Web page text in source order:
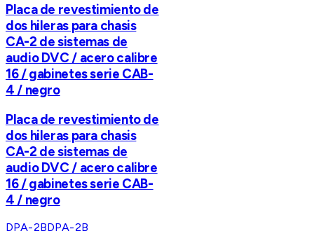
Placa de revestimiento de
dos hileras para chasis
CA-2 de sistemas de
audio DVC / acero calibre
16 / gabinetes serie CAB-
4 / negro
Placa de revestimiento de
dos hileras para chasis
CA-2 de sistemas de
audio DVC / acero calibre
16 / gabinetes serie CAB-
4 / negro
DPA-2BDPA-2B